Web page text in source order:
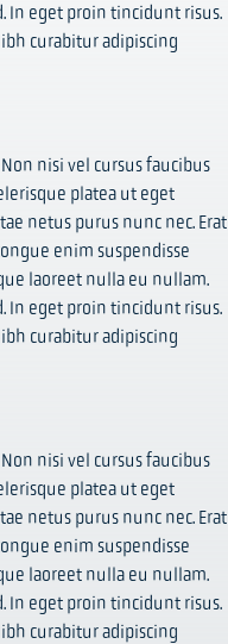
In eget proin tincidunt risus.
curabitur adipiscing
nisi vel cursus faucibus
platea ut eget
netus purus nunc nec. Erat
enim suspendisse
laoreet nulla eu nullam.
In eget proin tincidunt risus.
curabitur adipiscing
nisi vel cursus faucibus
platea ut eget
netus purus nunc nec. Erat
enim suspendisse
laoreet nulla eu nullam.
In eget proin tincidunt risus.
curabitur adipiscing